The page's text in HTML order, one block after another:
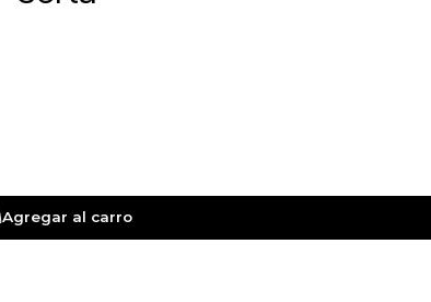
Agregar al carro